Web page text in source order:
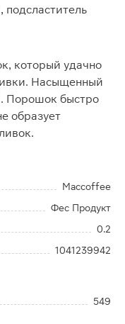
который удачно
Насыщенный
Порошок быстро
образует
Maccoffee
Фес Продукт
0.2
1041239942
549